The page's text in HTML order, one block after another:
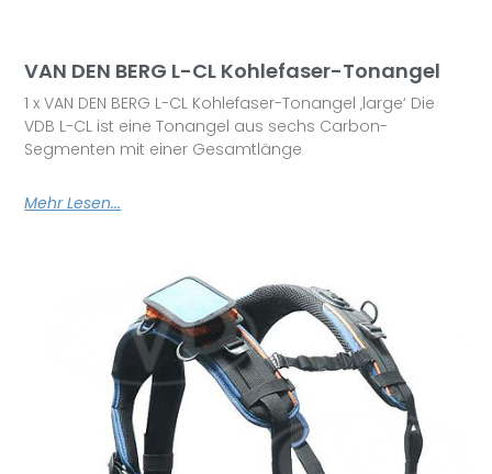
VAN DEN BERG L-CL Kohlefaser-Tonangel
1 x VAN DEN BERG L-CL Kohlefaser-Tonangel ‚large‘ Die
VDB L-CL ist eine Tonangel aus sechs Carbon-
Segmenten mit einer Gesamtlänge
Mehr Lesen...